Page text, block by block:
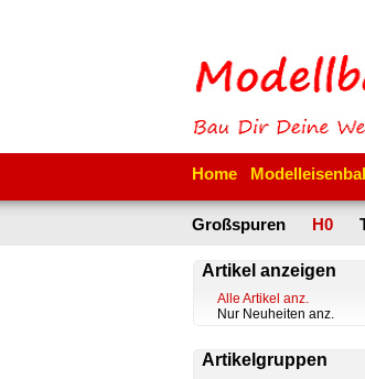
Home
Großspuren H0
Artikel anzeigen
Alle Artikel anz.
Nur Neuheiten anz.
Artikelgruppen